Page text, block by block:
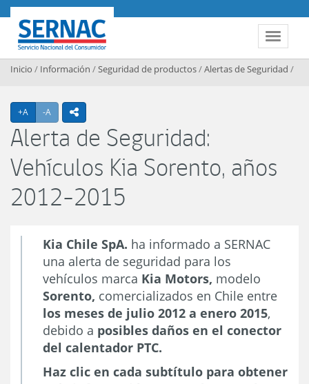
Contenido principal
Toggle
SERNAC
Inicio / Información /Seguridad de productos/Alertas de Seguridad /
+A Agrandar texto
-A Achicar textoicono compartir
Alerta de Seguridad:
Vehículos Kia Sorento, años
2012-2015
Kia Chile SpA. ha informado a SERNAC
una alerta de seguridad para los
vehículos marca Kia Motors, modelo
Sorento, comercializados en Chile entre
los meses de julio 2012 a enero 2015,
debido a posibles daños en el conector
del calentador PTC.
Haz clic en cada subtítulo para obtener